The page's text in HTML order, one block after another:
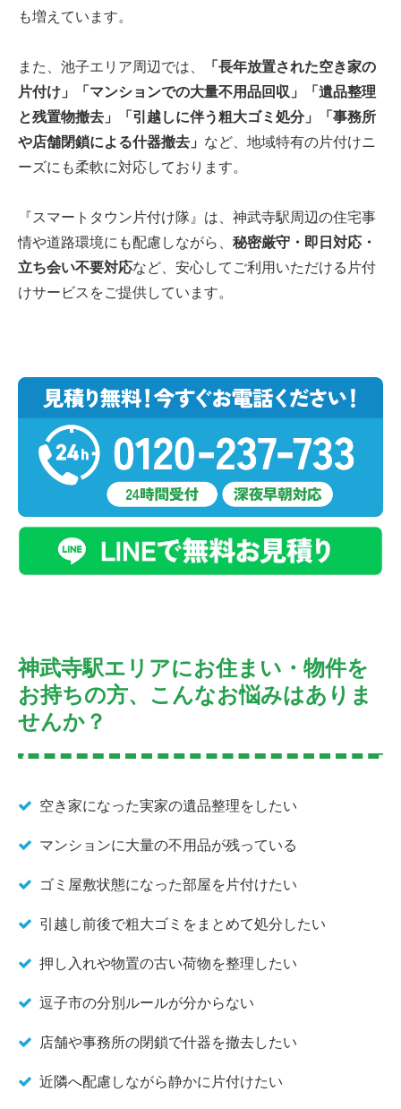
も増えています。
また、池子エリア周辺では、
「長年放置された空き家の
片付け」「マンションでの大量不用品回収」「遺品整理
と残置物撤去」「引越しに伴う粗大ゴミ処分」「事務所
や店舗閉鎖による什器撤去」 など、地域特有の片付けニ
ーズにも柔軟に対応しております。
『スマートタウン片付け隊』は、神武寺駅周辺の住宅事
情や道路環境にも配慮しながら、 秘密厳守・即日対応・
立ち会い不要対応など、安心してご利用いただける片付
けサービスをご提供しています。
神武寺駅エリアにお住まい・物件を
お持ちの方、こんなお悩みはありま
せんか？
空き家になった実家の遺品整理をしたい
マンションに大量の不用品が残っている
ゴミ屋敷状態になった部屋を片付けたい
引越し前後で粗大ゴミをまとめて処分したい
押し入れや物置の古い荷物を整理したい
逗子市の分別ルールが分からない
店舗や事務所の閉鎖で什器を撤去したい
近隣へ配慮しながら静かに片付けたい